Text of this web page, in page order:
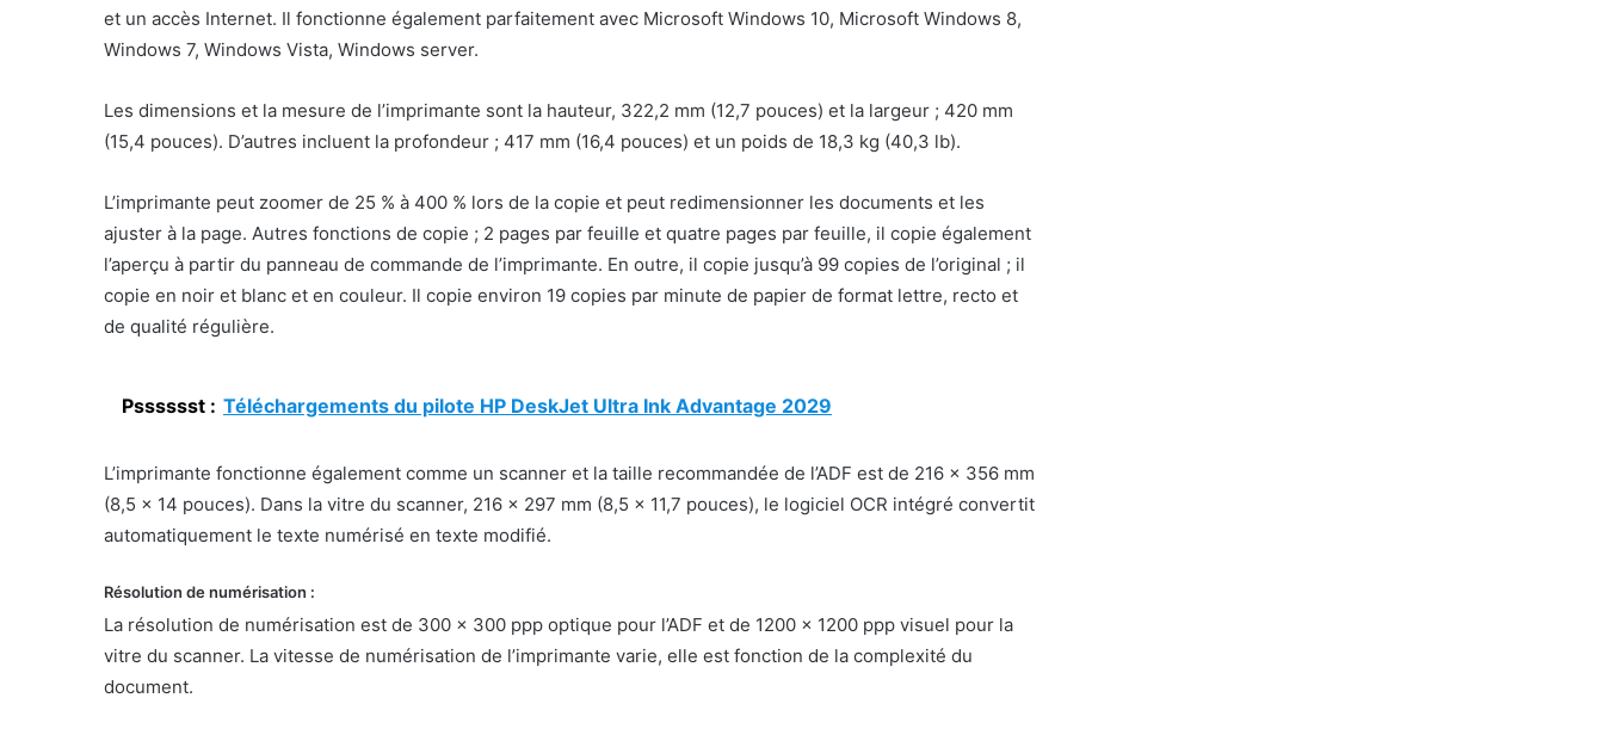
et un accès Internet. Il fonctionne également parfaitement avec Microsoft Windows 10, Microsoft Windows 8,
Windows 7, Windows Vista, Windows server.
Les dimensions et la mesure de l’imprimante sont la hauteur, 322,2 mm (12,7 pouces) et la largeur ; 420 mm
(15,4 pouces). D’autres incluent la profondeur ; 417 mm (16,4 pouces) et un poids de 18,3 kg (40,3 lb).
L’imprimante peut zoomer de 25 % à 400 % lors de la copie et peut redimensionner les documents et les
ajuster à la page. Autres fonctions de copie ; 2 pages par feuille et quatre pages par feuille, il copie également
l’aperçu à partir du panneau de commande de l’imprimante. En outre, il copie jusqu’à 99 copies de l’original ; il
copie en noir et blanc et en couleur. Il copie environ 19 copies par minute de papier de format lettre, recto et
de qualité régulière.
Psssssst : Téléchargements du pilote HP DeskJet Ultra Ink Advantage 2029
L’imprimante fonctionne également comme un scanner et la taille recommandée de l’ADF est de 216 x 356 mm
(8,5 x 14 pouces). Dans la vitre du scanner, 216 x 297 mm (8,5 x 11,7 pouces), le logiciel OCR intégré convertit
automatiquement le texte numérisé en texte modifié.
Résolution de numérisation :
La résolution de numérisation est de 300 x 300 ppp optique pour l’ADF et de 1200 x 1200 ppp visuel pour la
vitre du scanner. La vitesse de numérisation de l’imprimante varie, elle est fonction de la complexité du
document.